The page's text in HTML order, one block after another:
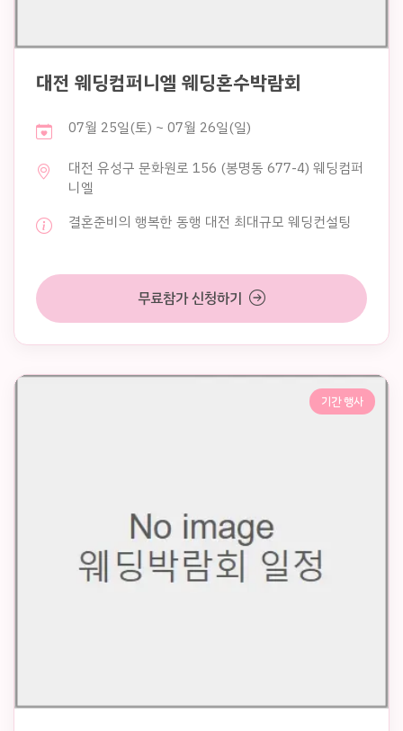
대전 웨딩컴퍼니엘 웨딩혼수박람회
07월 25일(토) ~ 07월 26일(일)
대전 유성구 문화원로 156 (봉명동 677-4) 웨딩컴퍼
니엘
결혼준비의 행복한 동행 대전 최대규모 웨딩컨설팅
무료참가 신청하기
기간 행사